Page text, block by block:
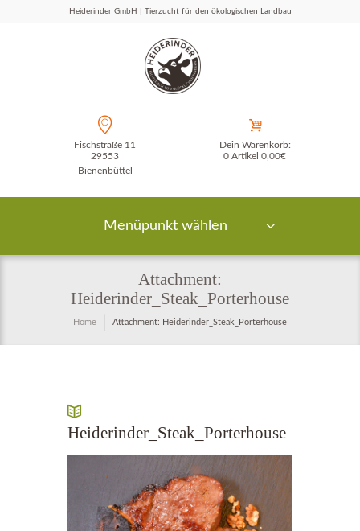
Heiderinder GmbH | Tierzucht für den ökologischen Landbau
Dein Warenkorb:
0 Artikel 0,00€
Fischstraße 11
29553
Bienenbüttel
Menüpunkt wählen
Attachment:
Heiderinder_Steak_Porterhouse
Home Attachment: Heiderinder_Steak_Porterhouse
Heiderinder_Steak_Porterhouse